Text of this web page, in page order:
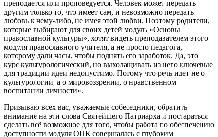
преподается или проповедуется. Человек может передать
другим только то, что имеет сам, и невозможно передать
любовь к чему-либо, не имея этой любви. Поэтому родители,
которые выбирают для своих детей модуль «Основы
православной культуры», хотят видеть преподавателем этого
модуля православного учителя, а не просто педагога,
которому дали часы, чтобы поднять его заработок. Да, это
курс культурологический, но выхолащивать из него ключевые
для традиции идеи недопустимо. Потому что речь идет не о
культурологии, а о мировоззрении, о нравственном
воспитании личности».
Призываю всех вас, уважаемые собеседники, обратить
внимание на эти слова Святейшего Патриарха и постараться
сделать всё возможное для того, чтобы работа по обеспечению
доступности модуля ОПК совершалась с глубоким